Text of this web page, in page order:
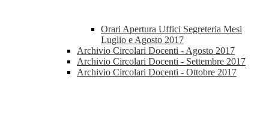
Orari Apertura Uffici Segreteria Mesi
Luglio e Agosto 2017
Archivio Circolari Docenti - Agosto 2017
Archivio Circolari Docenti - Settembre 2017
Archivio Circolari Docenti - Ottobre 2017